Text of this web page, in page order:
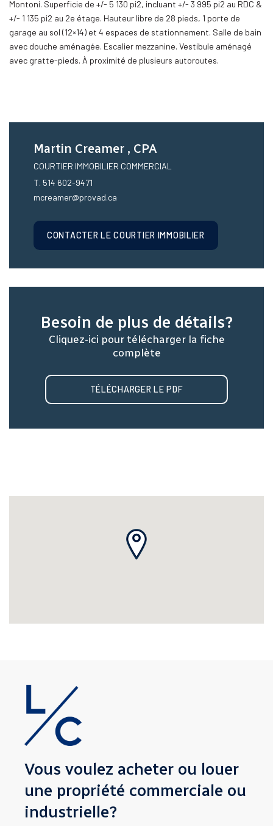
Montoni. Superficie de +/- 5 130 pi2, incluant +/- 3 995 pi2 au RDC &
+/- 1 135 pi2 au 2e étage. Hauteur libre de 28 pieds, 1 porte de
garage au sol (12×14) et 4 espaces de stationnement. Salle de bain
avec douche aménagée. Escalier mezzanine. Vestibule aménagé
avec gratte-pieds. À proximité de plusieurs autoroutes.
Martin Creamer , CPA
COURTIER IMMOBILIER COMMERCIAL
T. 514 602-9471
mcreamer@provad.ca
CONTACTER LE COURTIER IMMOBILIER
Besoin de plus de détails?
Cliquez-ici pour télécharger la fiche
complète
TÉLÉCHARGER LE PDF
Vous voulez acheter ou louer
une propriété commerciale ou
industrielle?